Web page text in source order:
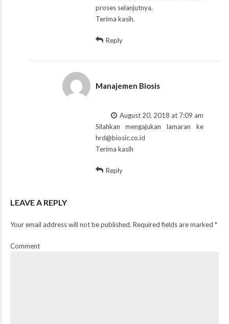
proses selanjutnya.
Terima kasih.
Reply
Manajemen Biosis
August 20, 2018 at 7:09 am
Silahkan mengajukan lamaran ke
hrd@biosic.co.id
Terima kasih
Reply
LEAVE A REPLY
Your email address will not be published. Required fields are marked *
Comment